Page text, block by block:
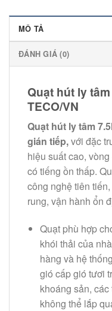
MÔ TẢ
ĐÁNH GIÁ (0)
Quạt hút ly
TECO/VN
Quạt hút ly tâm
gián tiếp,với đặc
hiệu suất cao,
có tiếng ồn thấp.
công nghệ tiên
rung, vận hành ổn
Quạt phù hợp
khói thải của
hàng và hệ
gió cấp gió tươi
khoáng sản,
không thể lắp